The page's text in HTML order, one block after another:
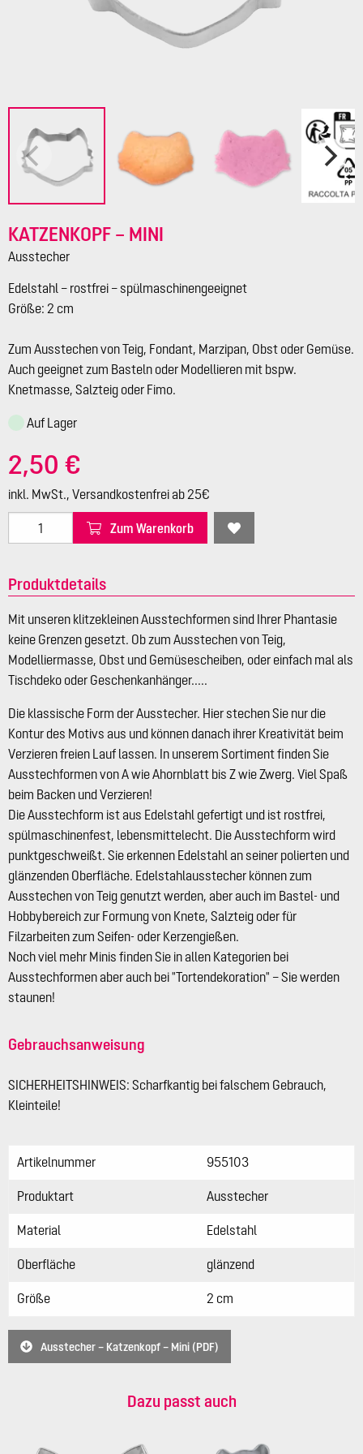
KATZENKOPF – MINI
Ausstecher
Edelstahl – rostfrei – spülmaschinengeeignet
Größe: 2 cm
Zum Ausstechen von Teig, Fondant, Marzipan, Obst oder Gemüse.
Auch geeignet zum Basteln oder Modellieren mit bspw.
Knetmasse, Salzteig oder Fimo.
Auf Lager
2,50 €
inkl. MwSt., Versandkostenfrei ab 25€
Zum Warenkorb
Produktdetails
Mit unseren klitzekleinen Ausstechformen sind Ihrer Phantasie
keine Grenzen gesetzt. Ob zum Ausstechen von Teig,
Modelliermasse, Obst und Gemüsescheiben, oder einfach mal als
Tischdeko oder Geschenkanhänger.....
Die klassische Form der Ausstecher. Hier stechen Sie nur die
Kontur des Motivs aus und können danach ihrer Kreativität beim
Verzieren freien Lauf lassen. In unserem Sortiment finden Sie
Ausstechformen von A wie Ahornblatt bis Z wie Zwerg. Viel Spaß
beim Backen und Verzieren!
Die Ausstechform ist aus Edelstahl gefertigt und ist rostfrei,
spülmaschinenfest, lebensmittelecht. Die Ausstechform wird
punktgeschweißt. Sie erkennen Edelstahl an seiner polierten und
glänzenden Oberfläche. Edelstahlausstecher können zum
Ausstechen von Teig genutzt werden, aber auch im Bastel- und
Hobbybereich zur Formung von Knete, Salzteig oder für
Filzarbeiten zum Seifen- oder Kerzengießen.
Noch viel mehr Minis finden Sie in allen Kategorien bei
Ausstechformen aber auch bei "Tortendekoration" – Sie werden
staunen!
Gebrauchsanweisung
SICHERHEITSHINWEIS: Scharfkantig bei falschem Gebrauch,
Kleinteile!
Artikelnummer 955103
Produktart Ausstecher
Material Edelstahl
Oberfläche glänzend
Größe 2 cm
Ausstecher – Katzenkopf – Mini (PDF)
Dazu passt auch